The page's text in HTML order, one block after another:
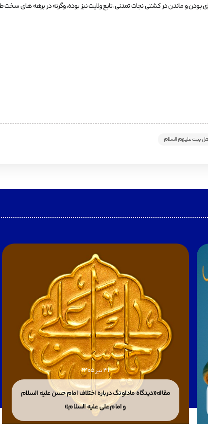
بودن و ماندن در کشتی نجات تمدنی، تابع ولایت نیز بوده، وگرنه در برهه
بیت علیهم السلام
31 تیر 1405
مقاله«دیدگاه مادلونگ درباره اختلاف امام حسن علیه السلام
و امام علی علیه السلام»